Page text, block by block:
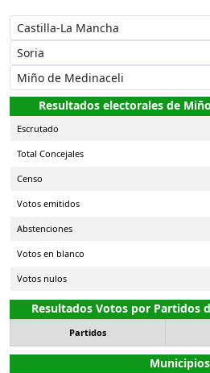
Resultados electorales de
Escrutado
Total Concejales
Censo
Votos emitidos
Abstenciones
Votos en blanco
Votos nulos
Resultados Votos por Partidos
Partidos
Municipios